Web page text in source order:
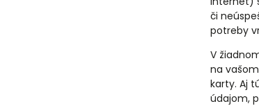
či
potreby
V
na
karty. Aj
údajom,